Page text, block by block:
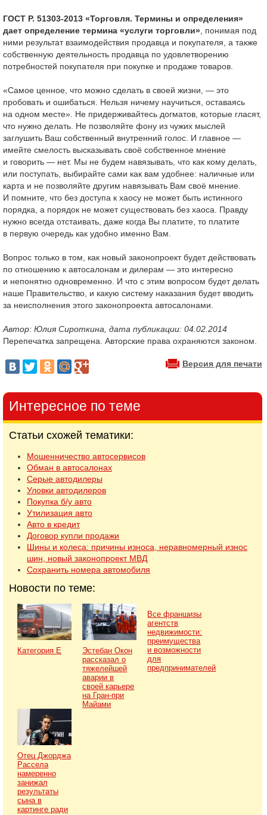
ГОСТ Р. 51303-2013 «Торговля. Термины и определения»
дает определение термина «услуги торговли» , понимая под
ними результат взаимодействия продавца и покупателя, а также
собственную деятельность продавца по удовлетворению
потребностей покупателя при покупке и продаже товаров.
«Самое ценное, что можно сделать в своей жизни, — это
пробовать и ошибаться. Нельзя ничему научиться, оставаясь
на одном месте». Не придерживайтесь догматов, которые гласят,
что нужно делать. Не позволяйте фону из чужих мыслей
заглушить Ваш собственный внутренний голос. И главное —
имейте смелость высказывать своё собственное мнение
и говорить — нет. Мы не будем навязывать, что как кому делать,
или поступать, выбирайте сами как вам удобнее: наличные или
карта и не позволяйте другим навязывать Вам своё мнение.
И помните, что без доступа к хаосу не может быть истинного
порядка, а порядок не может существовать без хаоса. Правду
нужно всегда отстаивать, даже когда Вы платите, то платите
в первую очередь как удобно именно Вам.
Вопрос только в том, как новый законопроект будет действовать
по отношению к автосалонам и дилерам — это интересно
и непонятно одновременно. И что с этим вопросом будет делать
наше Правительство, и какую систему наказания будет вводить
за неисполнения этого законопроекта автосалонами.
Автор: Юлия Сироткина, дата публикации: 04.02.2014
Перепечатка запрещена. Авторские права охраняются законом.
Версия для печати
Интересное по теме
Статьи схожей тематики:
Мошенничество автосервисов
Обман в автосалонах
Серые автодилеры
Уловки автодилеров
Покупка б/у авто
Утилизация авто
Авто в кредит
Договор купли продажи
Шины и колеса: причины износа, неравномерный износ
шин, новый законопроект МВД
Сохранить номера автомобиля
Новости по теме:
Категория Е
Эстебан Окон
рассказал о
тяжелейшей
аварии в
своей карьере
на Гран-при
Майами
Все франшизы
агентств
недвижимости:
преимущества
и возможности
для
предпринимателей
Отец Джорджа
Рассела
намеренно
занижал
результаты
сына в
картинге ради